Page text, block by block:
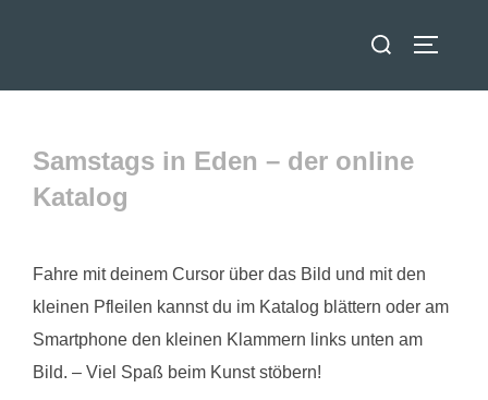
Suchen
Samstags in Eden – der online
Katalog
Fahre mit deinem Cursor über das Bild und mit den
kleinen Pfleilen kannst du im Katalog blättern oder am
Smartphone den kleinen Klammern links unten am
Bild. – Viel Spaß beim Kunst stöbern!